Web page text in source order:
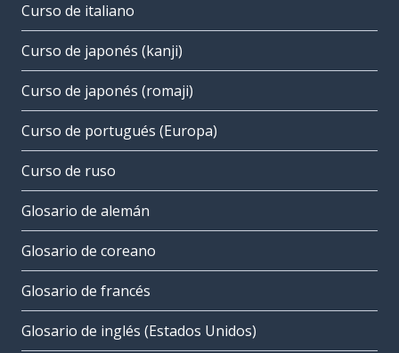
Curso de italiano
Curso de japonés (kanji)
Curso de japonés (romaji)
Curso de portugués (Europa)
Curso de ruso
Glosario de alemán
Glosario de coreano
Glosario de francés
Glosario de inglés (Estados Unidos)